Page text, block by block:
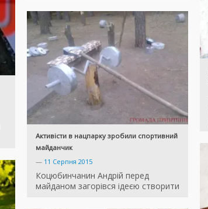
Активісти в нацпарку зробили спортивний
майданчик
— 11 Серпня 2015
Коцюбинчанин Андрій перед
майданом загорівся ідеєю створити